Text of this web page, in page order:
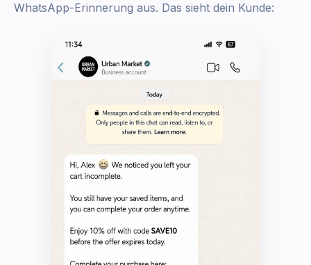
WhatsApp-Erinnerung aus. Das sieht dein Kunde: